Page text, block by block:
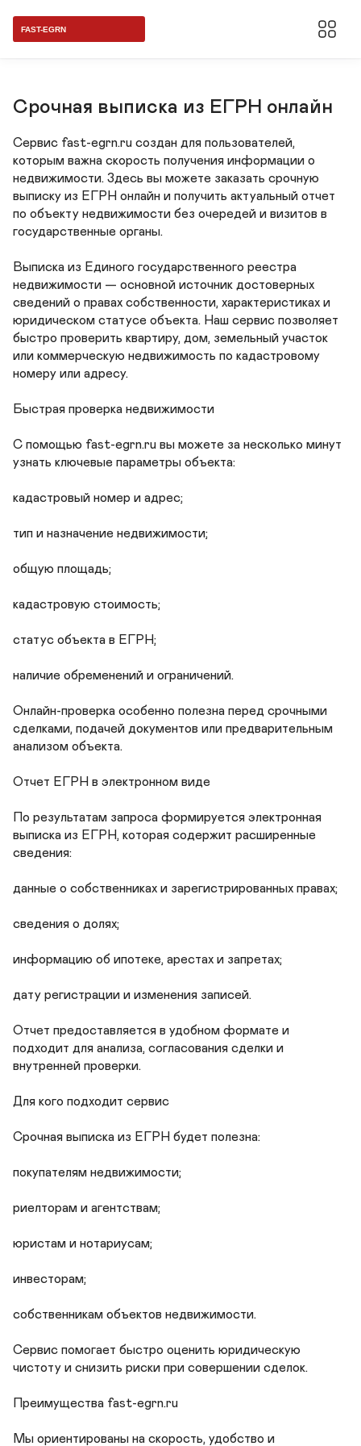
Срочная выписка из ЕГРН онлайн
Сервис fast-egrn.ru создан для пользователей,
которым важна скорость получения информации о
недвижимости. Здесь вы можете заказать срочную
выписку из ЕГРН онлайн и получить актуальный отчет
по объекту недвижимости без очередей и визитов в
государственные органы.
Выписка из Единого государственного реестра
недвижимости — основной источник достоверных
сведений о правах собственности, характеристиках и
юридическом статусе объекта. Наш сервис позволяет
быстро проверить квартиру, дом, земельный участок
или коммерческую недвижимость по кадастровому
номеру или адресу.
Быстрая проверка недвижимости
С помощью fast-egrn.ru вы можете за несколько минут
узнать ключевые параметры объекта:
кадастровый номер и адрес;
тип и назначение недвижимости;
общую площадь;
кадастровую стоимость;
статус объекта в ЕГРН;
наличие обременений и ограничений.
Онлайн-проверка особенно полезна перед срочными
сделками, подачей документов или предварительным
анализом объекта.
Отчет ЕГРН в электронном виде
По результатам запроса формируется электронная
выписка из ЕГРН, которая содержит расширенные
сведения:
данные о собственниках и зарегистрированных правах;
сведения о долях;
информацию об ипотеке, арестах и запретах;
дату регистрации и изменения записей.
Отчет предоставляется в удобном формате и
подходит для анализа, согласования сделки и
внутренней проверки.
Для кого подходит сервис
Срочная выписка из ЕГРН будет полезна:
покупателям недвижимости;
риелторам и агентствам;
юристам и нотариусам;
инвесторам;
собственникам объектов недвижимости.
Сервис помогает быстро оценить юридическую
чистоту и снизить риски при совершении сделок.
Преимущества fast-egrn.ru
Мы ориентированы на скорость, удобство и